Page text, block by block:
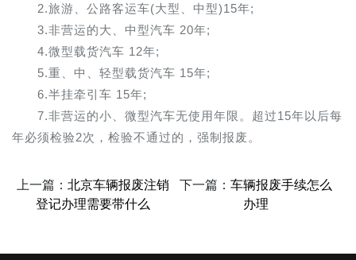
2.旅游、公路客运车(大型、中型)15年;
3.非营运的大、中型汽车 20年;
4.微型载货汽车 12年;
5.重、中、轻型载货汽车 15年;
6.半挂牵引车 15年;
7.非营运的小、微型汽车无使用年限。超过15年以后每
年必须检验2次，检验不通过的，强制报废。
上一篇：北京车辆报废注销
登记办理需要带什么
下一篇：车辆报废手续怎么
办理